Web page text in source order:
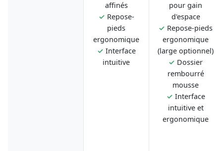
affinés
✓ Repose-
pieds
ergonomique
✓ Interface
intuitive
pour gain
d'espace
✓ Repose-pieds
ergonomique
(large optionnel)
✓ Dossier
rembourré
mousse
✓ Interface
intuitive et
ergonomique